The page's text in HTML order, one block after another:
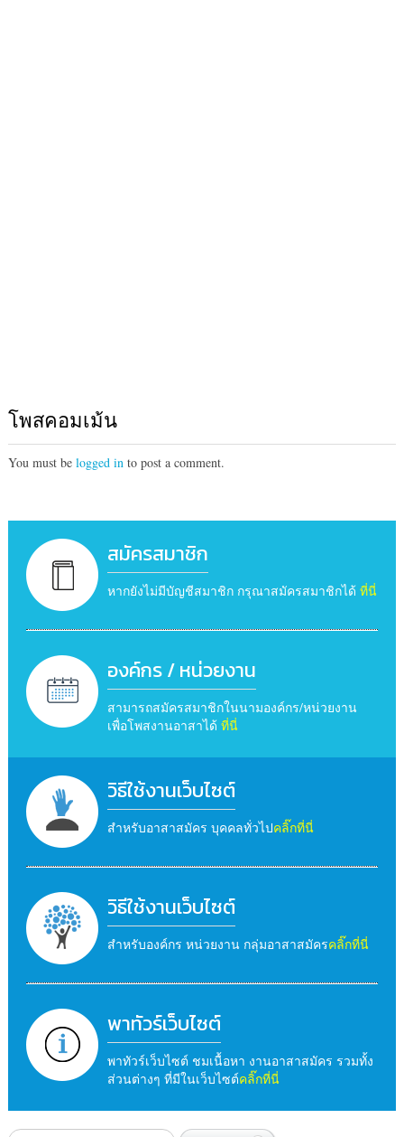
โพสคอมเม้น
You must be logged in to post a comment.
สมัครสมาชิก
หากยังไม่มีบัญชีสมาชิก กรุณาสมัครสมาชิกได้ ที่นี่
องค์กร / หน่วยงาน
สามารถสมัครสมาชิกในนามองค์กร/หน่วยงาน
เพื่อโพสงานอาสาได้ ที่นี่
วิธีใช้งานเว็บไซต์
สำหรับอาสาสมัคร บุคคลทั่วไปคลิ๊กที่นี่
วิธีใช้งานเว็บไซต์
สำหรับองค์กร หน่วยงาน กลุ่มอาสาสมัครคลิ๊กที่นี่
พาทัวร์เว็บไซต์
พาทัวร์เว็บไซต์ ชมเนื้อหา งานอาสาสมัคร รวมทั้ง
ส่วนต่างๆ ที่มีในเว็บไซต์คลิ๊กที่นี่